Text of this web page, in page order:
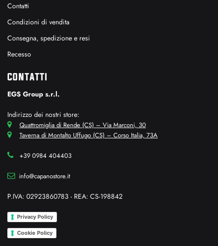
Contatti
Condizioni di vendita
Consegna, spedizione e resi
Recesso
CONTATTI
EGS Group s.r.l.
Indirizzo dei nostri store:
Quattromiglia di Rende (CS) – Via Marconi, 30
Taverna di Montalto Uffugo (CS) – Corso Italia, 73A
+39 0984 404403
info@capanostore.it
P.IVA: 02923860783 - REA: CS-198842
Privacy Policy
Cookie Policy